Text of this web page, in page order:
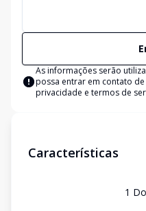
As informações serão
possa entrar em contato
privacidade e termos de
Características
1